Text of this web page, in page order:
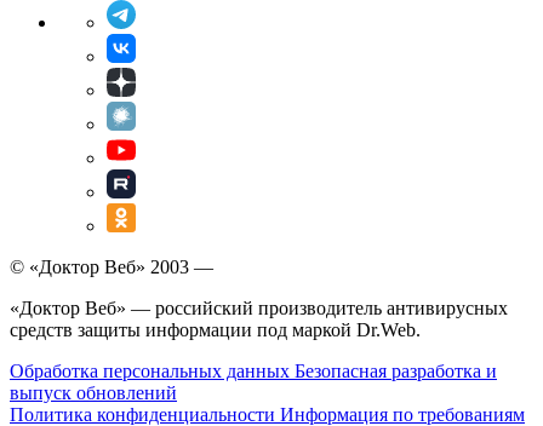
© «Доктор Веб» 2003 —
«Доктор Веб» — российский производитель антивирусных
средств защиты информации под маркой Dr.Web.
Обработка персональных данных Безопасная разработка и
выпуск обновлений
Политика конфиденциальности Информация по требованиям